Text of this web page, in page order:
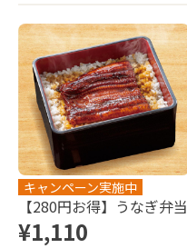
キャンペーン実施中
【280円お得】うなぎ弁当
¥1,110